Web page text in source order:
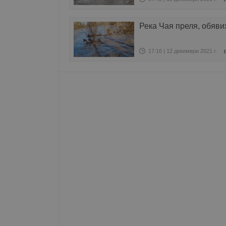
Река Чая преля,
17:16 | 12 декември 2021 г.